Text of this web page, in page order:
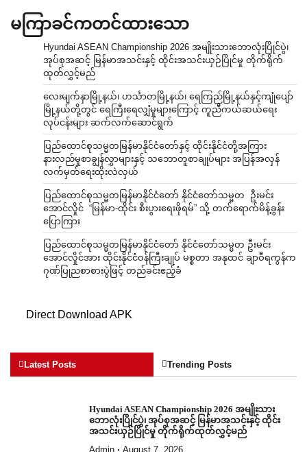
မကြာခင်ကတင်ထားသော
Hyundai ASEAN Championship 2026 အမျိုးသားဘောလုံးပြိုင်ပွဲ၊
အုပ်စုအဆင့် မြန်မာအသင်းနှင့် ထိုင်းအသင်းယှဉ်ပြိုင်မှု တိုက်ရိုက်
ထုတ်လွှင့်မည်
လေးမျက်နှာမြို့နယ်၊ ဟင်္သာတမြို့နယ်၊ ရေကြည်မြို့နယ်နှင့်ကျုံပျော်
မြို့နယ်တို့တွင် ရေကြီးရေလျှံမှုများကြောင့် ကူညီကယ်ဆယ်ရေး
လုပ်ငန်းများ ဆက်လက်ဆောင်ရွက်
ပြည်ထောင်စုသမ္မတမြန်မာနိုင်ငံတော်နှင့် ထိုင်းနိုင်ငံတို့အကြား
နားလည်မှုစာချွန်လွှာများနှင့် သဘောတူစာချုပ်များ အပြန်အလှန်
လက်မှတ်ရေးထိုးလဲလှယ်
ပြည်ထောင်စုသမ္မတမြန်မာနိုင်ငံတော် နိုင်ငံတော်သမ္မတ ဦးမင်း
အောင်လှိုင် “မြန်မာ-ထိုင်း စီးပွားရေးဖိုရမ်” သို့ တက်ရောက်မိန့်ခွန်း
ပြောကြား
ပြည်ထောင်စုသမ္မတမြန်မာနိုင်ငံတော် နိုင်ငံတော်သမ္မတ ဦးမင်း
အောင်လှိုင်အား ထိုင်းနိုင်ငံဝန်ကြီးချုပ် မစ္စတာ အနုထင် ချာဝီရကွန်က
ဂုဏ်ပြုညစာစားပွဲဖြင့် တည်ခင်းဧည့်ခံ
Direct Download APK
Latest Posts Trending Posts
Hyundai ASEAN Championship 2026 အမျိုးသား
ဘောလုံးပြိုင်ပွဲ၊ အုပ်စုအဆင့် မြန်မာအသင်းနှင့် ထိုင်း
အသင်းယှဉ်ပြိုင်မှု တိုက်ရိုက်ထုတ်လွှင့်မည်
Admin August 7, 2026